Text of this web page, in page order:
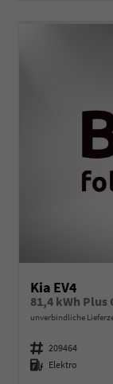
Kia EV4
81,4 kWh Plus
unverbindliche
Fahrzeugnummer 209464
Kraftstoff Elektro